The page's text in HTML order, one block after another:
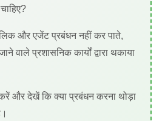
और एजेंट प्रबंधन नहीं कर पाते,
वाले प्रशासनिक कार्यों द्वारा थकाया
और देखें कि क्या प्रबंधन करना थोड़ा